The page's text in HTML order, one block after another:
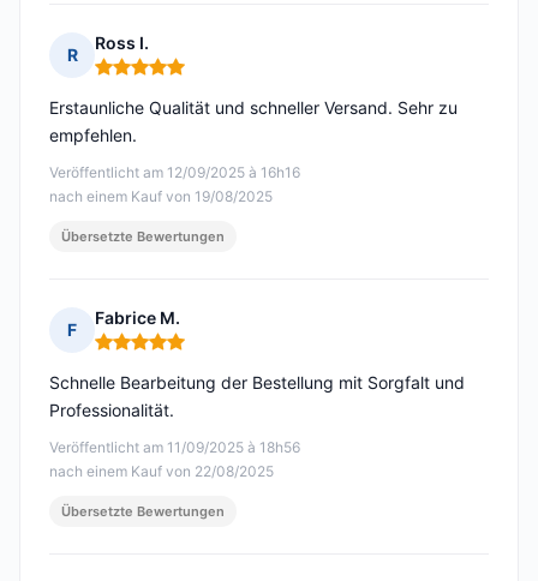
R
Ross I.
Hinweis: 5 von 5
Veröffentlicht am 12/09/2025 à 16h16
nach einem Kauf von 19/08/2025
Erstaunliche Qualität und schneller Versand. Sehr zu
empfehlen.
Übersetzte Bewertungen
F
Fabrice M.
Hinweis: 5 von 5
Veröffentlicht am 11/09/2025 à 18h56
nach einem Kauf von 22/08/2025
Schnelle Bearbeitung der Bestellung mit Sorgfalt und
Professionalität.
Übersetzte Bewertungen